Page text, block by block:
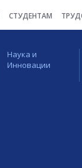
СТУДЕНТАМ
Наука и
Инновации